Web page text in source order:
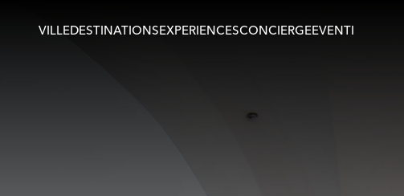
VILLEDESTINATIONSEXPERIENCESCONCIERGEEVENTI